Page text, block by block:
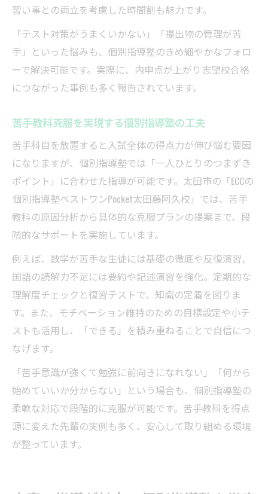
習い事との両立を考慮した時間割も魅力です。
「テスト対策がうまくいかない」「提出物の管理が苦
手」といった悩みも、個別指導塾のきめ細やかなフォロ
ーで解決可能です。実際に、内申点が上がり志望校合格
につながった事例も多く報告されています。
苦手教科克服を実現する個別指導塾の工夫
苦手科目を放置すると入試全体の得点力が伸び悩む要因
になりますが、個別指導塾では「一人ひとりのつまずき
ポイント」に合わせた指導が可能です。太田市の「ECCの
個別指導塾ベストワンPocket太田藤阿久校」では、苦手
教科の原因分析から具体的な克服プランの提案まで、段
階的なサポートを実施しています。
例えば、数学が苦手な生徒には基礎の徹底や反復演習、
国語の読解力不足には要約や記述演習を強化。定期的な
理解度チェックと復習テストで、知識の定着を図りま
す。また、モチベーション維持のための目標設定や小テ
ストも活用し、「できる」を積み重ねることで自信につ
なげます。
「苦手意識が強くて勉強に前向きになれない」「何から
始めていいか分からない」という場合も、個別指導塾の
柔軟な対応で段階的に克服が可能です。苦手教科を得点
源に変えた先輩の実例も多く、安心して取り組める環境
が整っています。